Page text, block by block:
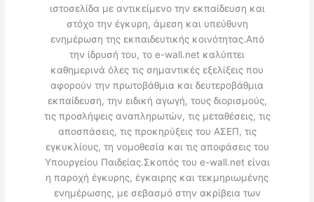
ιστοσελίδα με αντικείμενο την εκπαίδευση και
στόχο την έγκυρη, άμεση και υπεύθυνη
ενημέρωση της εκπαιδευτικής κοινότητας.Από
την ίδρυσή του, το e-wall.net καλύπτει
καθημερινά όλες τις σημαντικές εξελίξεις που
αφορούν την πρωτοβάθμια και δευτεροβάθμια
εκπαίδευση, την ειδική αγωγή, τους διορισμούς,
τις προσλήψεις αναπληρωτών, τις μεταθέσεις, τις
αποσπάσεις, τις προκηρύξεις του ΑΣΕΠ, τις
εγκυκλίους, τη νομοθεσία και τις αποφάσεις του
Υπουργείου Παιδείας.Σκοπός του e-wall.net είναι
η παροχή έγκυρης, έγκαιρης και τεκμηριωμένης
ενημέρωσης, με σεβασμό στην ακρίβεια των